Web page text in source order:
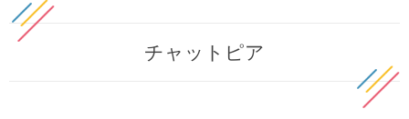
チャットピア